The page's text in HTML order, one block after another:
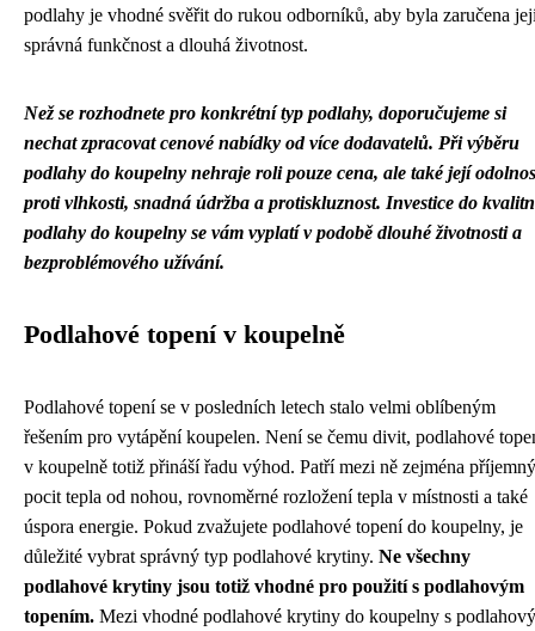
podlahy je vhodné svěřit do rukou odborníků, aby byla zaručena
správná funkčnost a dlouhá životnost.
Než se rozhodnete pro konkrétní typ podlahy, doporučujeme si
nechat zpracovat cenové nabídky od více dodavatelů. Při výběru
podlahy do koupelny nehraje roli pouze cena, ale také její
proti vlhkosti, snadná údržba a protiskluznost. Investice do
podlahy do koupelny se vám vyplatí v podobě dlouhé životnosti a
bezproblémového užívání.
Podlahové topení v koupelně
Podlahové topení se v posledních letech stalo velmi oblíbeným
řešením pro vytápění koupelen. Není se čemu divit, podlahové
v koupelně totiž přináší řadu výhod. Patří mezi ně zejména příjemný
pocit tepla od nohou, rovnoměrné rozložení tepla v místnosti a také
úspora energie. Pokud zvažujete podlahové topení do koupelny, je
důležité vybrat správný typ podlahové krytiny. Ne všechny
podlahové krytiny jsou totiž vhodné pro použití s podlahovým
topením. Mezi vhodné podlahové krytiny do koupelny s